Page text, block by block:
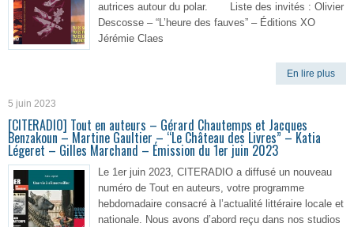
autrices autour du polar. Liste des invités : Olivier
Descosse – “L’heure des fauves” – Éditions XO
Jérémie Claes
En lire plus
5 juin 2023
[CITERADIO] Tout en auteurs – Gérard Chautemps et Jacques
Benzakoun – Martine Gaultier – “Le Château des Livres” – Katia
Légeret – Gilles Marchand – Émission du 1er juin 2023
Le 1er juin 2023, CITERADIO a diffusé un nouveau
numéro de Tout en auteurs, votre programme
hebdomadaire consacré à l’actualité littéraire locale et
nationale. Nous avons d’abord reçu dans nos studios